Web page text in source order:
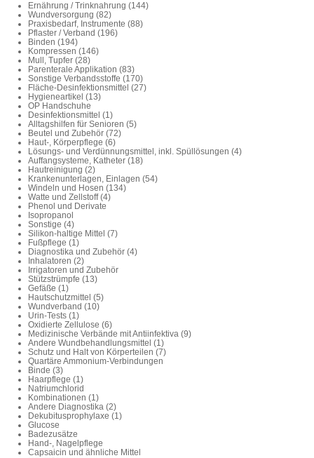
Ernährung / Trinknahrung (144)
Wundversorgung (82)
Praxisbedarf, Instrumente (88)
Pflaster / Verband (196)
Binden (194)
Kompressen (146)
Mull, Tupfer (28)
Parenterale Applikation (83)
Sonstige Verbandsstoffe (170)
Fläche-Desinfektionsmittel (27)
Hygieneartikel (13)
OP Handschuhe
Desinfektionsmittel (1)
Alltagshilfen für Senioren (5)
Beutel und Zubehör (72)
Haut-, Körperpflege (6)
Lösungs- und Verdünnungsmittel, inkl. Spüllösungen (4)
Auffangsysteme, Katheter (18)
Hautreinigung (2)
Krankenunterlagen, Einlagen (54)
Windeln und Hosen (134)
Watte und Zellstoff (4)
Phenol und Derivate
Isopropanol
Sonstige (4)
Silikon-haltige Mittel (7)
Fußpflege (1)
Diagnostika und Zubehör (4)
Inhalatoren (2)
Irrigatoren und Zubehör
Stützstrümpfe (13)
Gefäße (1)
Hautschutzmittel (5)
Wundverband (10)
Urin-Tests (1)
Oxidierte Zellulose (6)
Medizinische Verbände mit Antiinfektiva (9)
Andere Wundbehandlungsmittel (1)
Schutz und Halt von Körperteilen (7)
Quartäre Ammonium-Verbindungen
Binde (3)
Haarpflege (1)
Natriumchlorid
Kombinationen (1)
Andere Diagnostika (2)
Dekubitusprophylaxe (1)
Glucose
Badezusätze
Hand-, Nagelpflege
Capsaicin und ähnliche Mittel